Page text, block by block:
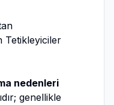
Tetikleyiciler
nedenleri
genellikle